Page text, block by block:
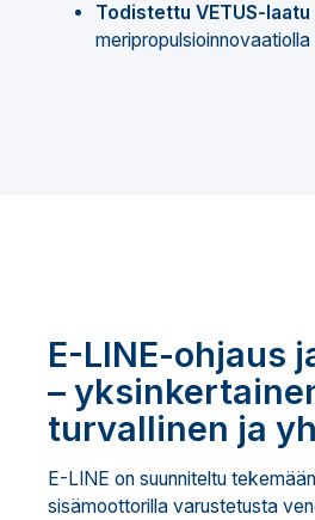
Todistettu VETUS-laatu
meripropulsioinnovaatiolla
E-LINE-ohjaus
–
turvallinen ja
E-LINE on suunniteltu
sisämoottorilla varustetusta